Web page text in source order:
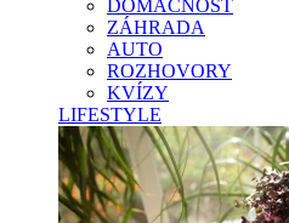
DOMÁCNOSŤ
ZÁHRADA
AUTO
ROZHOVORY
KVÍZY
LIFESTYLE